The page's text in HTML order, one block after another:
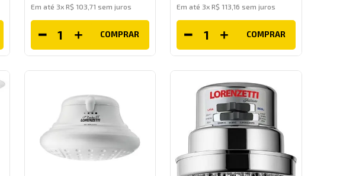
Em até 3x R$ 103 71 sem juros
COMPRAR
Em até 3xR$ 113 16 sem juros
COMPRAR